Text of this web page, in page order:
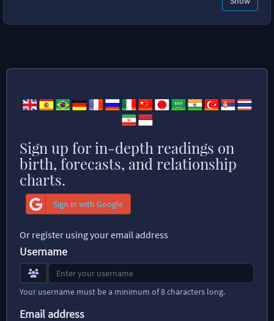
Sign up for in-depth readings on
birth, forecasts, and relationship
charts.
Sign in with Google
Or register using your email address
Username
Your username must be a minimum of 8 characters long.
Email address